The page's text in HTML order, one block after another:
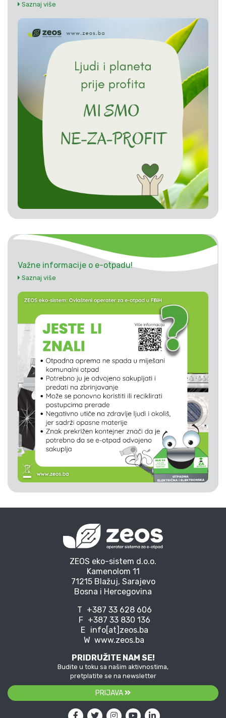
Saznaj više
Važne informacije o e-otpadu!
Saznaj više
ZEOS eko-sistem d.o.o.
Kamenolom 11
71215 Blažuj, Sarajevo
Bosna i Hercegovina
T +387 33 628 606
F +387 33 830 136
E info[at]zeos.ba
W www.zeos.ba
PRIDRUŽITE NAM SE!
Budite u toku sa našim aktivnostima,
pretplatite se na newsletter
PRIJAVA